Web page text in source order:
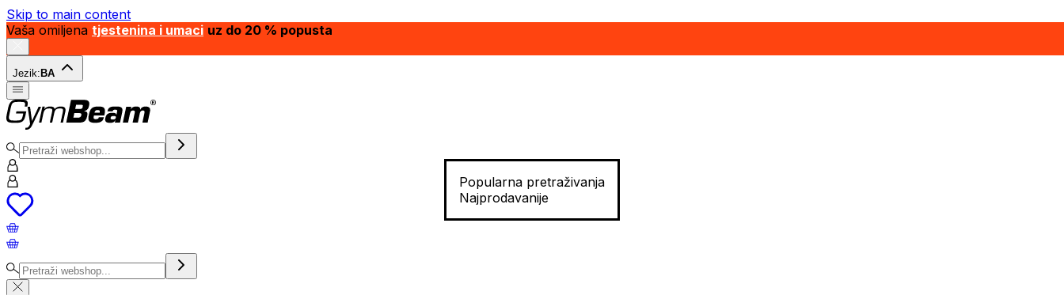
Skip to main content
Vaša omiljena tjestenina i umaci uz do 20 % popusta
Jezik: BA
Popularna pretraživanja
Najprodavanije